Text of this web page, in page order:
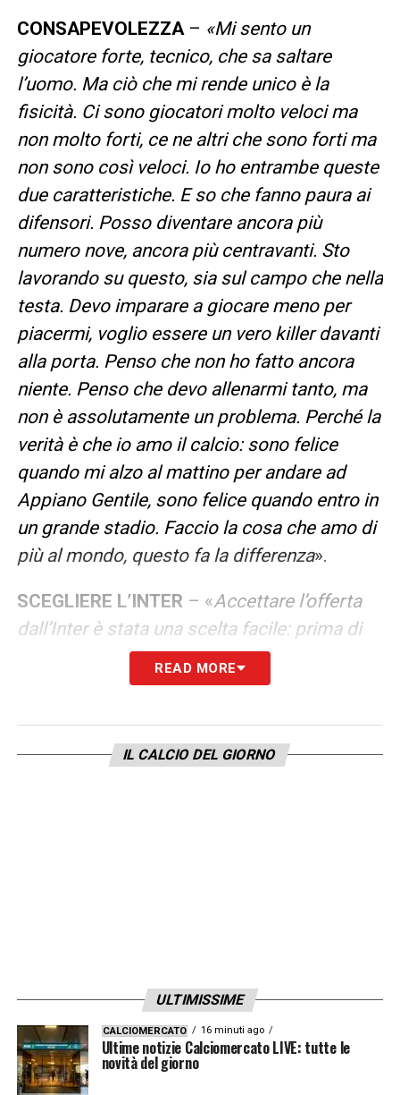
CONSAPEVOLEZZA– «Mi sento un
giocatore forte, tecnico, che sa saltare
l’uomo. Ma ciò che mi rende unico è la
fisicità. Ci sono giocatori molto veloci ma
non molto forti, ce ne altri che sono forti ma
non sono così veloci. Io ho entrambe queste
due caratteristiche. E so che fanno paura ai
difensori. Posso diventare ancora più
numero nove, ancora più centravanti. Sto
lavorando su questo, sia sul campo che nella
testa. Devo imparare a giocare meno per
piacermi, voglio essere un vero killer davanti
alla porta. Penso che non ho fatto ancora
niente. Penso che devo allenarmi tanto, ma
non è assolutamente un problema. Perché la
verità è che io amo il calcio: sono felice
quando mi alzo al mattino per andare ad
Appiano Gentile, sono felice quando entro in
un grande stadio. Faccio la cosa che amo di
più al mondo, questo fa la differenza».
SCEGLIERE L’INTER – «Accettare l’offerta
dall’Inter è stata una scelta facile: prima di
venire a Milano guardavo i miei futuri
compagni in televisione, vedevo che erano
giocare una finale di Champions League. E
poi c’è San Siro: avere la possibilità di
LA PLAYLIST DELLE NOSTRE TOP NEWS
READ MORE
IL CALCIO DEL GIORNO
ULTIMISSIME
CALCIOMERCATO 16 minuti ago
Ultime notizie Calciomercato LIVE: tutte le
novità del giorno